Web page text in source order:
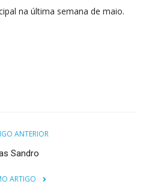
na última semana de maio.
ANTERIOR
Sandro
ARTIGO